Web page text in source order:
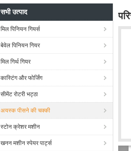
सभी उत्पाद
मिल पिनियन गियर्स
बेवेल पिनियन गियर
मिल गिर्थ गियर
कास्टिंग और फोर्जिंग
सीमेंट रोटरी भट्ठा
अयस्क पीसने की चक्की
स्टोन क्रेशर मशीन
खनन मशीन स्पेयर पार्ट्स